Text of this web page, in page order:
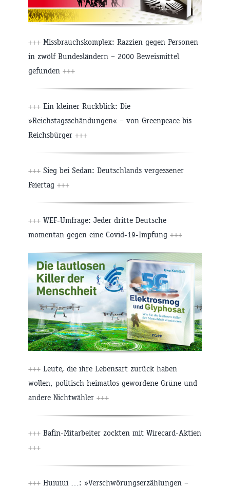
+++ Missbrauchskomplex: Razzien gegen Personen
in zwölf Bundesländern – 2000 Beweismittel
gefunden +++
+++ Ein kleiner Rückblick: Die
»Reichstagsschändungen« – von Greenpeace bis
Reichsbürger +++
+++ Sieg bei Sedan: Deutschlands vergessener
Feiertag +++
+++ WEF-Umfrage: Jeder dritte Deutsche
momentan gegen eine Covid-19-Impfung +++
+++ Leute, die ihre Lebensart zurück haben
wollen, politisch heimatlos gewordene Grüne und
andere Nichtwähler +++
+++ Bafin-Mitarbeiter zockten mit Wirecard-Aktien
+++
+++ Huiuiui …: »Verschwörungserzählungen –